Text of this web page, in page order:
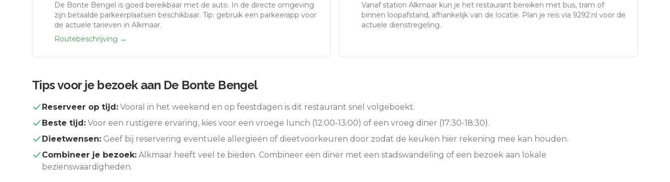
De Bonte Bengel is goed bereikbaar met de auto. In de directe omgeving
zijn betaalde parkeerplaatsen beschikbaar. Tip: gebruik een parkeerapp voor
de actuele tarieven in Alkmaar.
Routebeschrijving →
Vanaf station Alkmaar kun je het restaurant bereiken met bus, tram of
binnen loopafstand, afhankelijk van de locatie. Plan je reis via 9292.nl voor de
actuele dienstregeling.
Tips voor je bezoek aan De Bonte Bengel
Reserveer op tijd: Vooral in het weekend en op feestdagen is dit restaurant snel volgeboekt.
Beste tijd: Voor een rustigere ervaring, kies voor een vroege lunch (12:00-13:00) of een vroeg diner (17:30-18:30).
Dieetwensen: Geef bij reservering eventuele allergieën of dieetvoorkeuren door zodat de keuken hier rekening mee kan houden.
Combineer je bezoek: Alkmaar heeft veel te bieden. Combineer een diner met een stadswandeling of een bezoek aan lokale
bezienswaardigheden.